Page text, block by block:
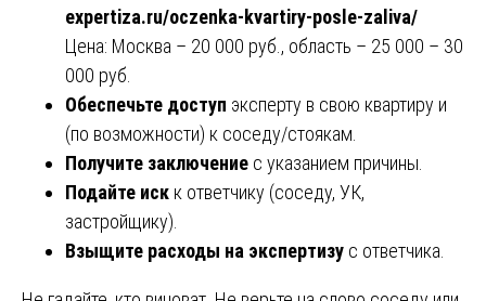
expertiza.ru/oczenka-kvartiry-posle-zaliva/
Цена: Москва – 20 000 руб., область – 25 000 – 30
000 руб.
Обеспечьте доступ эксперту в свою квартиру и
(по возможности) к соседу/стоякам.
Получите заключение с указанием причины.
Подайте иск к ответчику (соседу, УК,
застройщику).
Взыщите расходы на экспертизу с ответчика.